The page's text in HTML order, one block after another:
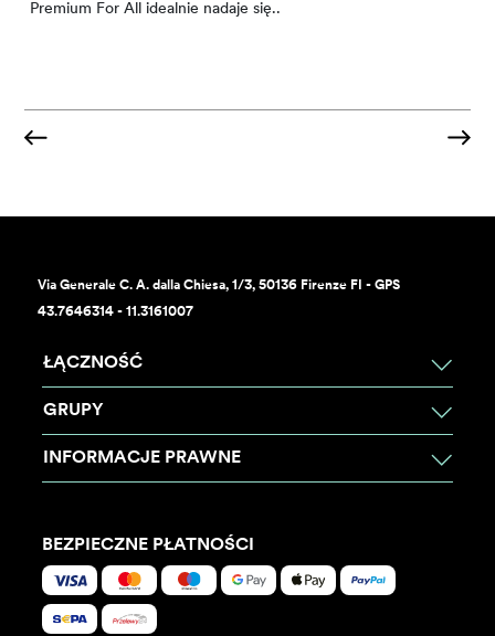
Premium For All idealnie nadaje się..
sypialni. Jest tu salon z..
prywatna łazienka, telewizor,..
mają wszystko, co jest niezbędne do spędzenia urlopu na
wnętrzem. Drewniana konstrukcja zawiera..
sprawią, że Twoje wakacje..
wypoczynku na świeżym powietrzu,..
Via Generale C. A. dalla Chiesa, 1/3, 50136 Firenze FI - GPS
43.7646314 - 11.3161007
ŁĄCZNOŚĆ
GRUPY
INFORMACJE PRAWNE
BEZPIECZNE PŁATNOŚCI